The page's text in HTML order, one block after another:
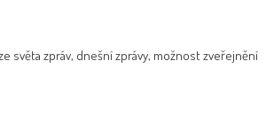
světa zpráv, dnešní zprávy, možnost zveřejnění